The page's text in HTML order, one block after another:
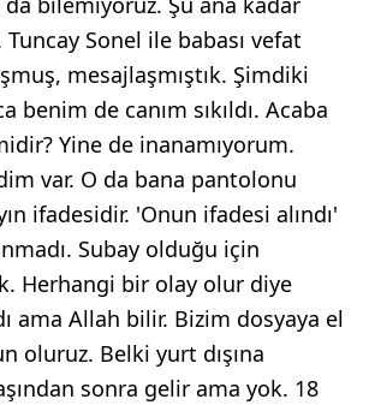
Sonel ile babası vefat
mesajlaşmıştık. Şimdiki
benim de canım sıkıldı. Acaba
Yine de inanamıyorum.
var. O da bana pantolonu
ifadesidir. 'Onun ifadesi alındı'
Subay olduğu için
Herhangi bir olay olur diye
ama Allah bilir. Bizim dosyaya el
oluruz. Belki yurt dışına
sonra gelir ama yok. 18